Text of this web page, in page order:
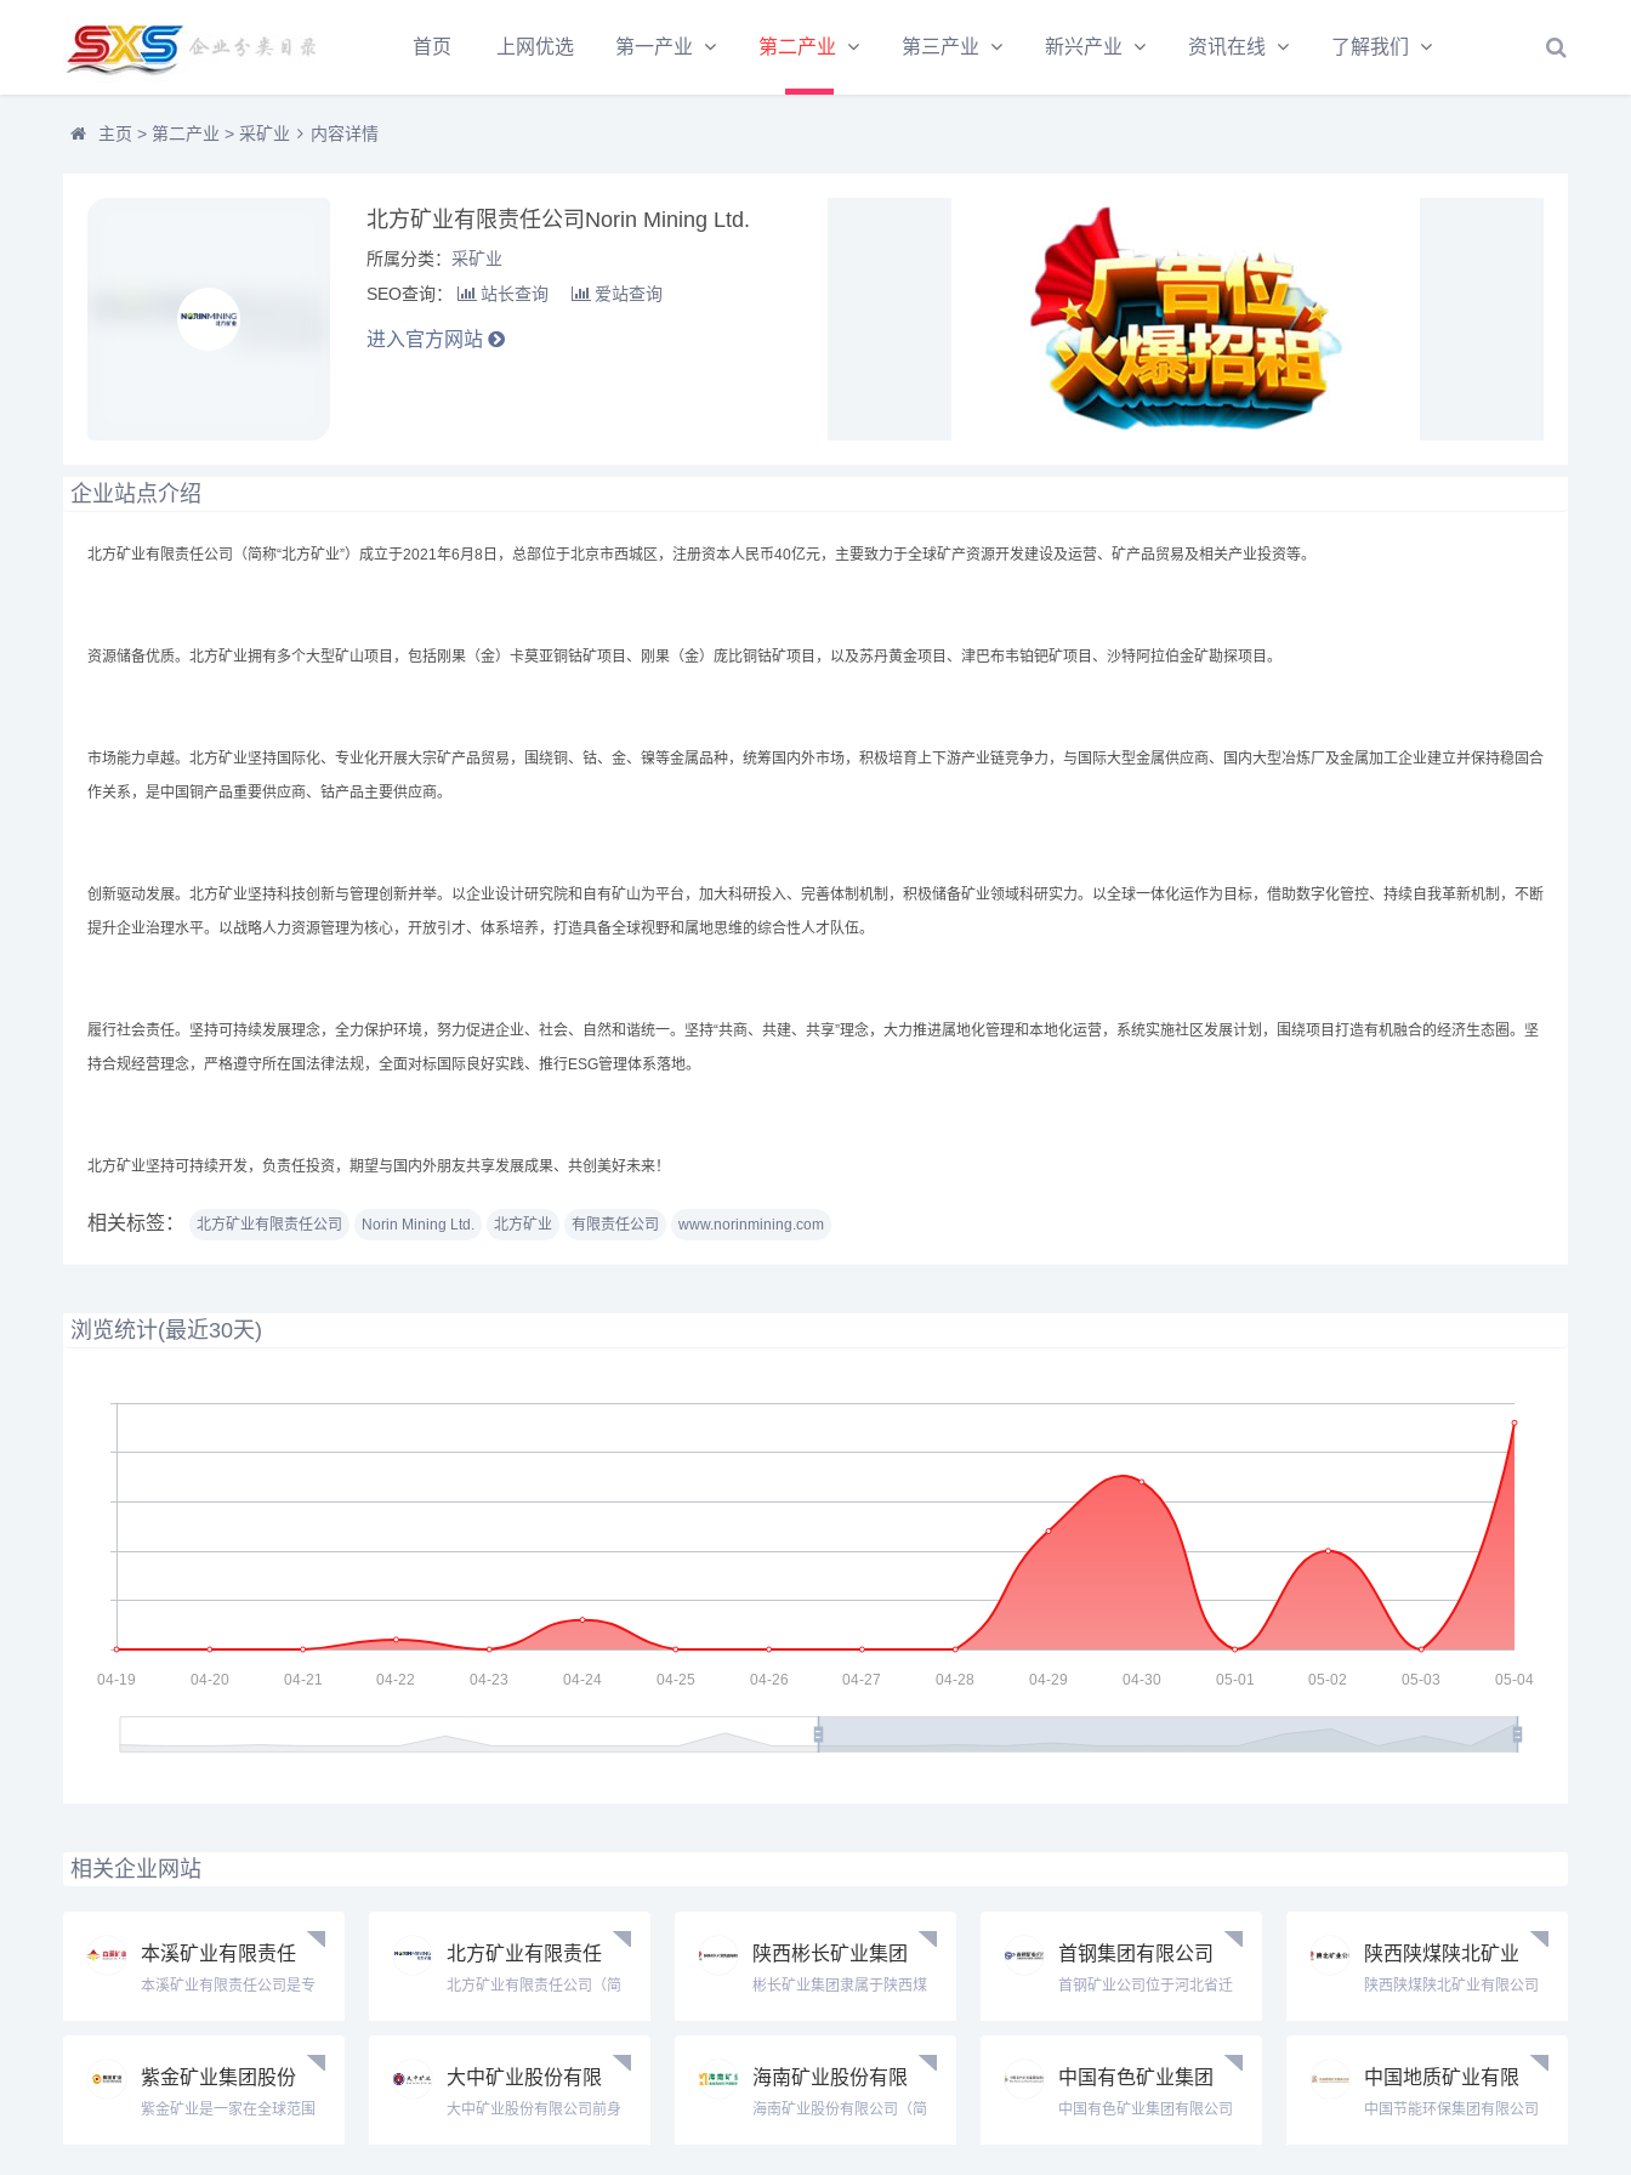
首页 上网优选 第一产业 第二产业 第三产业 新兴产业 资讯在线 了解我们
主页 > 第二产业 > 采矿业 内容详情
北方矿业有限责任公司Norin Mining Ltd.
所属分类： 采矿业
SEO查询：
站长查询 爱站查询
进入官方网站
企业站点介绍
北方矿业有限责任公司（简称“北方矿业”）成立于2021年6月8日，总部位于北京市西城区，注册资本人民币40亿元，主要致力于全球矿产资源开发建设及运营、矿产品贸易及相关产业投资等。
资源储备优质。北方矿业拥有多个大型矿山项目，包括刚果（金）卡莫亚铜钴矿项目、刚果（金）庞比铜钴矿项目，以及苏丹黄金项目、津巴布韦铂钯矿项目、沙特阿拉伯金矿勘探项目。
市场能力卓越。北方矿业坚持国际化、专业化开展大宗矿产品贸易，围绕铜、钴、金、镍等金属品种，统筹国内外市场，积极培育上下游产业链竞争力，与国际大型金属供应商、国内大型冶炼厂及金属加工企业建立并保持稳固合
作关系，是中国铜产品重要供应商、钴产品主要供应商。
创新驱动发展。北方矿业坚持科技创新与管理创新并举。以企业设计研究院和自有矿山为平台，加大科研投入、完善体制机制，积极储备矿业领域科研实力。以全球一体化运作为目标，借助数字化管控、持续自我革新机制，不断
提升企业治理水平。以战略人力资源管理为核心，开放引才、体系培养，打造具备全球视野和属地思维的综合性人才队伍。
履行社会责任。坚持可持续发展理念，全力保护环境，努力促进企业、社会、自然和谐统一。坚持“共商、共建、共享”理念，大力推进属地化管理和本地化运营，系统实施社区发展计划，围绕项目打造有机融合的经济生态圈。坚
持合规经营理念，严格遵守所在国法律法规，全面对标国际良好实践、推行ESG管理体系落地。
北方矿业坚持可持续开发，负责任投资，期望与国内外朋友共享发展成果、共创美好未来！
相关标签： 北方矿业有限责任公司 Norin Mining Ltd. 北方矿业 有限责任公司 www.norinmining.com
浏览统计(最近30天)
相关企业网站
本溪矿业有限责任
公司
本溪矿业有限责任公司是专
您详细介绍其本溪铁精矿、
本溪铁矿粉、本溪铁粉等。
亿元，可生产铁...
北方矿业有限责任
公司Norin Mini
北方矿业有限责任公司（简
西城区，注册资本人民币40
亿元，主要致力于全球矿产
品贸易...
陕西彬长矿业集团
有限公司Shaanxi
彬长矿业集团隶属于陕西煤
位于全国十四个大型煤炭基
地之一黄陇基地腹地的彬州
790平方公...
首钢集团有限公司
矿业公司官网
首钢矿业公司位于河北省迁
建矿以来，经过几十年的生
产建设，已发展成为以采
装备制造、矿山...
陕西陕煤陕北矿业
有限公司Northern
陕西陕煤陕北矿业有限公司
限公司下属全资子企业，位
于陕西省榆林市高新区。公
军区后勤部陕...
紫金矿业集团股份
有限公司Zijin Mi
紫金矿业是一家在全球范围
大中矿业股份有限
公司 Dazhong M
大中矿业股份有限公司前身
海南矿业股份有限
公司Hainan Min
海南矿业股份有限公司（简
中国有色矿业集团
有限公司China No
中国有色矿业集团有限公司
中国地质矿业有限
公司
中国节能环保集团有限公司